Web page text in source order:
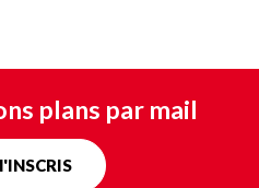
plans par mail